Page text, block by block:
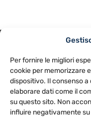
Per fornire le migliori
cookie per memorizzare
dispositivo. Il consenso
elaborare dati come il
su questo sito. Non
influire negativamente
NOTE LEGALI
TV
Via
Tel.